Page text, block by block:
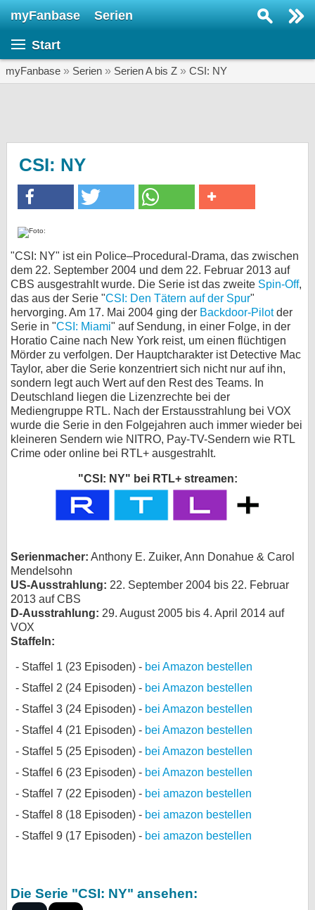
myFanbase Serien
Start
myFanbase » Serien » Serien A bis Z » CSI: NY
CSI: NY
"CSI: NY" ist ein Police–Procedural-Drama, das zwischen
dem 22. September 2004 und dem 22. Februar 2013 auf
CBS ausgestrahlt wurde. Die Serie ist das zweite Spin-Off,
das aus der Serie "CSI: Den Tätern auf der Spur"
hervorging. Am 17. Mai 2004 ging der Backdoor-Pilotder
Serie in "CSI: Miami" auf Sendung, in einer Folge, in der
Horatio Caine nach New York reist, um einen flüchtigen
Mörder zu verfolgen. Der Hauptcharakter ist Detective Mac
Taylor, aber die Serie konzentriert sich nicht nur auf ihn,
sondern legt auch Wert auf den Rest des Teams. In
Deutschland liegen die Lizenzrechte bei der
Mediengruppe RTL. Nach der Erstausstrahlung bei VOX
wurde die Serie in den Folgejahren auch immer wieder bei
kleineren Sendern wie NITRO, Pay-TV-Sendern wie RTL
Crime oder online bei RTL+ ausgestrahlt.
"CSI: NY" bei RTL+ streamen:
Serienmacher: Anthony E. Zuiker, Ann Donahue & Carol
Mendelsohn
US-Ausstrahlung: 22. September 2004 bis 22. Februar
2013 auf CBS
D-Ausstrahlung: 29. August 2005 bis 4. April 2014 auf
VOX
Staffeln:
Staffel 1 (23 Episoden) - bei Amazon bestellen
Staffel 2 (24 Episoden) - bei Amazon bestellen
Staffel 3 (24 Episoden) - bei Amazon bestellen
Staffel 4 (21 Episoden) - bei Amazon bestellen
Staffel 5 (25 Episoden) - bei Amazon bestellen
Staffel 6 (23 Episoden) - bei Amazon bestellen
Staffel 7 (22 Episoden) - bei amazon bestellen
Staffel 8 (18 Episoden) - bei amazon bestellen
Staffel 9 (17 Episoden) - bei amazon bestellen
Die Serie "CSI: NY" ansehen:
SERIEN
Veranstaltungen
KULTUR
SERVICE
Gewinnspiele
Forum
bei X
bei Facebook
Kontakt
Nutzungsbedingungen
Datenschutz
Cookie-Einstellungen
Desktop-Ansicht